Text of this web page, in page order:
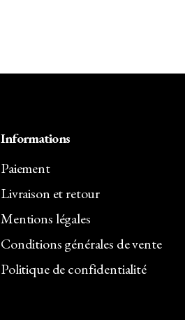
Informations
Paiement
Livraison et retour
Mentions légales
Conditions générales de vente
Politique de confidentialité